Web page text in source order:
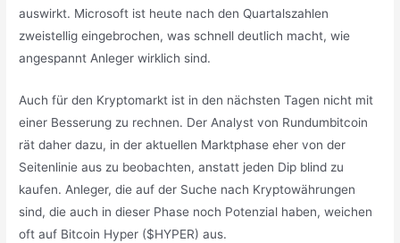
auswirkt. Microsoft ist heute nach den Quartalszahlen
zweistellig eingebrochen, was schnell deutlich macht, wie
angespannt Anleger wirklich sind.
Auch für den Kryptomarkt ist in den nächsten Tagen nicht mit
einer Besserung zu rechnen. Der Analyst von Rundumbitcoin
rät daher dazu, in der aktuellen Marktphase eher von der
Seitenlinie aus zu beobachten, anstatt jeden Dip blind zu
kaufen. Anleger, die auf der Suche nach Kryptowährungen
sind, die auch in dieser Phase noch Potenzial haben, weichen
oft auf Bitcoin Hyper ($HYPER) aus.